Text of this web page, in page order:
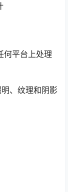
平台上处理
、纹理和阴影